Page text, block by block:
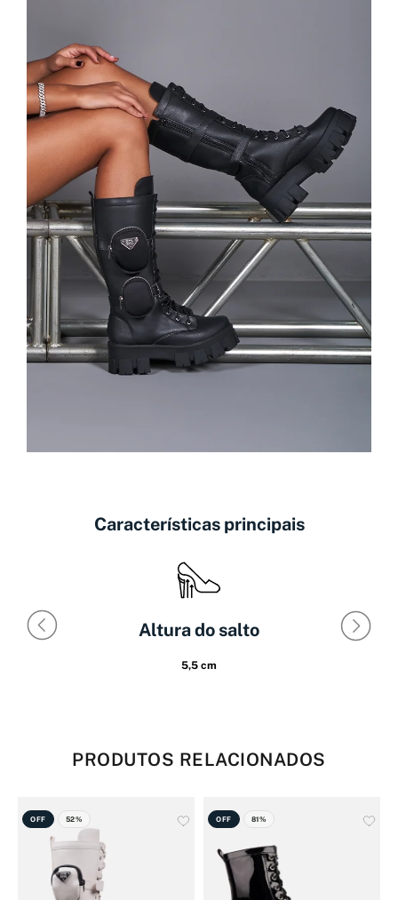
Características principais
Altura do salto
5,5 cm
PRODUTOS RELACIONADOS
OFF 52% OFF 81%